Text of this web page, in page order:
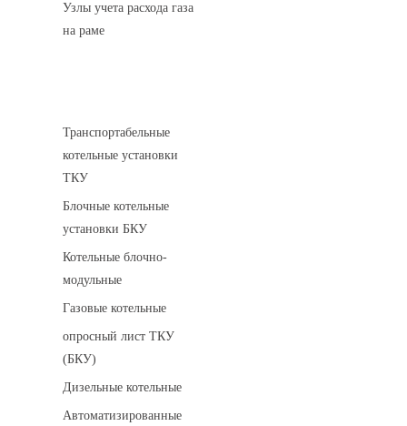
Узлы учета расхода газа
на раме
Транспортабельные
котельные установки
ТКУ
Блочные котельные
установки БКУ
Котельные блочно-
модульные
Газовые котельные
опросный лист ТКУ
(БКУ)
Дизельные котельные
Автоматизированные